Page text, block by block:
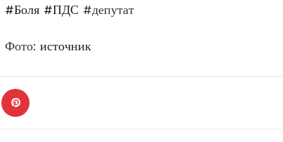
#Боля #ПДС #депутат
Фото: источник
LinkedIn